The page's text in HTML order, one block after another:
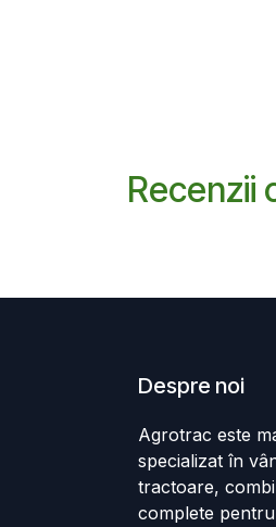
Recenzii
Despre noi
Agrotrac este
specializat în
tractoare,
complete